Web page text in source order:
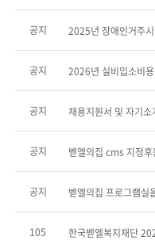
공지 2025년 장애인거주
공지 2026년 실비입소비
공지 채용지원서 및 자기
공지 벧엘의집 cms 지정
공지 벧엘의집 프로그램실
105 한국벧엘복지재단